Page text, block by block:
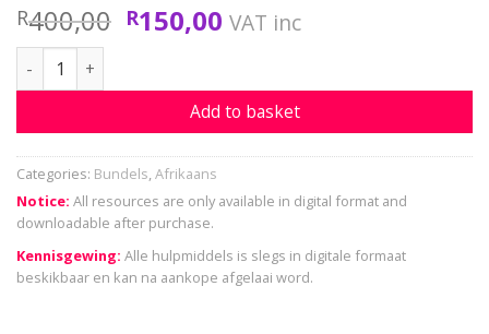
R400,00 Original
R400,00.
R150,00 Current
R150,00.
VAT inc
Spraakterapie pakket 2 - 5 Interaktiewe stories quantity
Add to basket
Categories: Bundels,Afrikaans
Notice: All resources are only available in digital format and
downloadable after purchase.
Kennisgewing: Alle hulpmiddels is slegs in digitale formaat
beskikbaar en kan na aankope afgelaai word.